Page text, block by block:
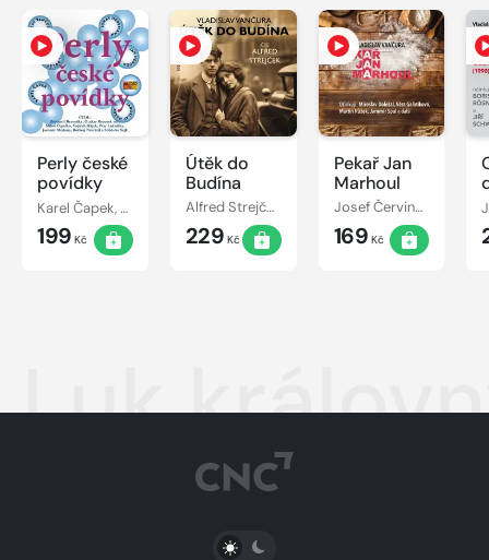
Perly české
povídky
Karel Čapek, Jan Neruda, Karel Poláček, Vladislav Vančura, Ignát Herrmann, Jaroslava Haška
199 Kč
Útěk do
Budína
Alfred Strejček, Vladislav Vančura
229 Kč
Pekař Jan
Marhoul
Josef Červinka, Karel Hlušička, Vladislav Vančura, Jaromír Spal, Martin Růžek, Věra Galatíková, Miroslav Doležal, Hana Kofránková
169 Kč
Luk
PŘEPNOUT SVĚTLÝ/TMAVÝ REŽIM